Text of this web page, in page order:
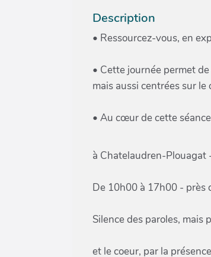
Description
• Ressourcez-vous, en
• Cette journée permet
mais aussi centrées sur
• Au cœur de cette
à Chatelaudren-Plouagat
De 10h00 à 17h00 - près
Silence des paroles, mais
et le coeur, par la